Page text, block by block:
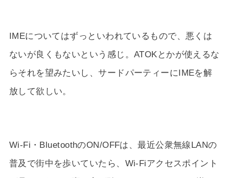
IMEについてはずっといわれているもので、悪くは
ないが良くもないという感じ。ATOKとかが使えるな
らそれを望みたいし、サードパーティーにIMEを解
放して欲しい。
Wi-Fi・BluetoothのON/OFFは、最近公衆無線LANの
普及で街中を歩いていたら、Wi-Fiアクセスポイント